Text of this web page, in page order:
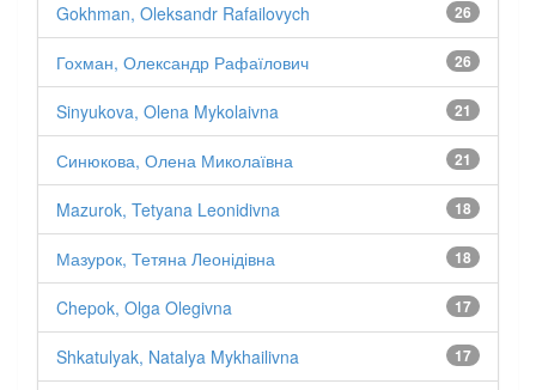
26
Gokhman, Oleksandr Rafailovych
26
Гохман, Олександр Рафаїлович
21
Sinyukova, Olena Mykolaivna
21
Синюкова, Олена Миколаївна
18
Mazurok, Tetyana Leonidivna
18
Мазурок, Тетяна Леонідівна
17
Chepok, Olga Olegivna
17
Shkatulyak, Natalya Mykhailivna